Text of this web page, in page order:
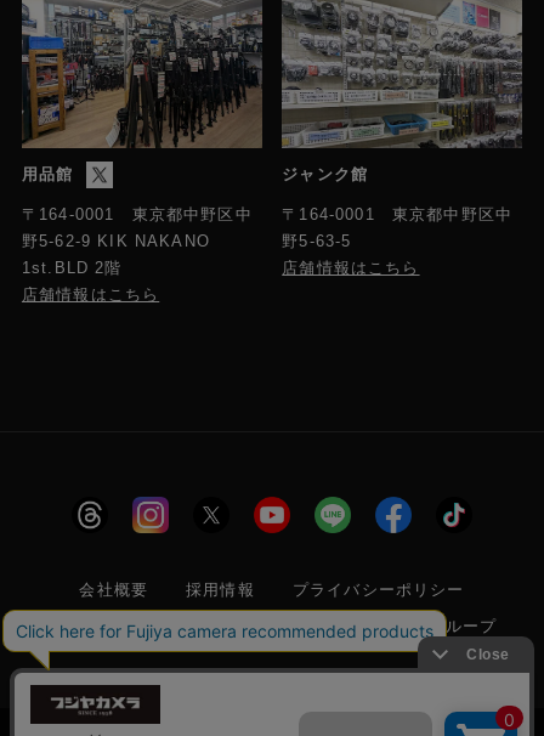
用品館
〒164-0001 東京都中野区中
野5-62-9 KIK NAKANO
1st.BLD 2階
店舗情報はこちら
ジャンク館
〒164-0001 東京都中野区中
野5-63-5
店舗情報はこちら
会社概要 採用情報
プライバシーポリシー
特定商取引に関する法律に基づく表示
フジヤグループ
商標登録 第5211024号 株式会社フジヤカメラ店 古物商許可番
号 東京都公安委員会 第304399601272号